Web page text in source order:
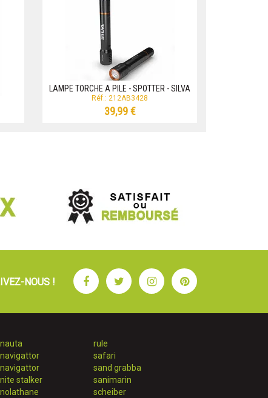
LAMPE TORCHE A PILE - SPOTTER - SILVA
Réf.: 212AB3428
39,99 €
NOUS ! FacebookTwitterInstagramPinterest
nauta
navigattor
navigattor
nite stalker
nolathane
rule
safari
sand grabba
sanimarin
scheiber